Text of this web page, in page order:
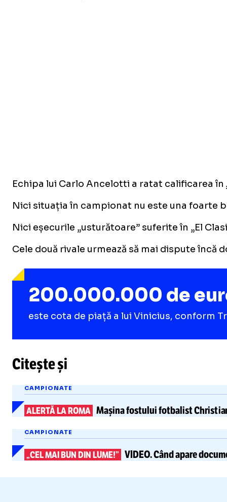
Echipa lui Carlo Ancelotti a ratat calificarea în
Nici situația în campionat nu este una foarte
Nici eșecurile „usturătoare” suferite în „El
Cele două rivale urmează să mai dispute încă
200.000.000 de
este cota de piață a lui Vinicius, conform
Citește și
CAMPIONATE
ALERTĂ LA ROMA Mașina fostului fotbalist
CAMPIONATE
„CEL MAI BUN DIN LUME!” VIDEO.Când apare